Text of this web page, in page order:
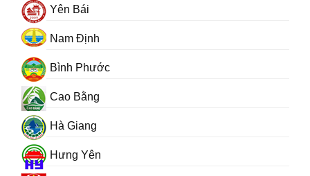
Yên Bái
Nam Định
Bình Phước
Cao Bằng
Hà Giang
Hưng Yên